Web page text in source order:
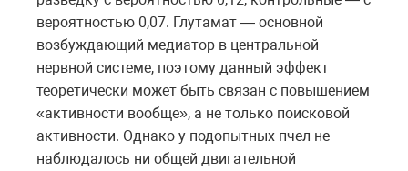
вероятностью 0,07. Глутамат — основной
возбуждающий медиатор в центральной
нервной системе, поэтому данный эффект
теоретически может быть связан с повышением
«активности вообще», а не только поисковой
активности. Однако у подопытных пчел не
наблюдалось ни общей двигательной